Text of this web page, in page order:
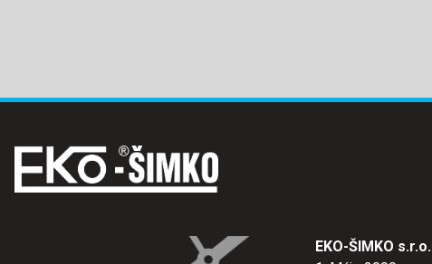
EKO-ŠIMKO s.r.o.